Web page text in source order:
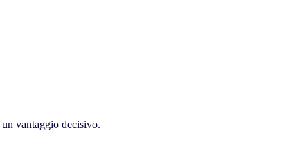
vantaggio decisivo.